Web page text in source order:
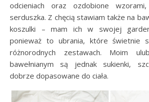
odcieniach oraz ozdobione
serduszka. Z chęcią stawiam także na
koszulki – mam ich w swojej
ponieważ to ubrania, które świetnie
różnorodnych zestawach. Moim
bawełnianym są jednak sukienki,
dobrze dopasowane do ciała.